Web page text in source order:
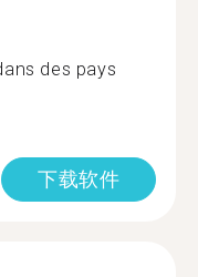
des pays
下载软件